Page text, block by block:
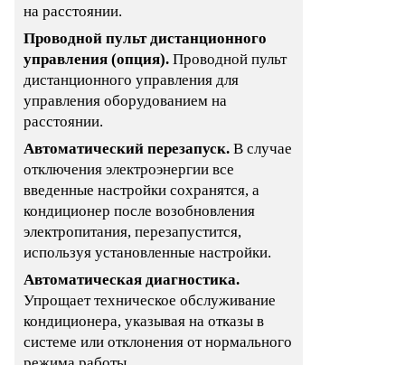
на расстоянии.
Проводной пульт дистанционного
управления (опция). Проводной пульт
дистанционного управления для
управления оборудованием на
расстоянии.
Автоматический перезапуск. В случае
отключения электроэнергии все
введенные настройки сохранятся, а
кондиционер после возобновления
электропитания, перезапустится,
используя установленные настройки.
Автоматическая диагностика.
Упрощает техническое обслуживание
кондиционера, указывая на отказы в
системе или отклонения от нормального